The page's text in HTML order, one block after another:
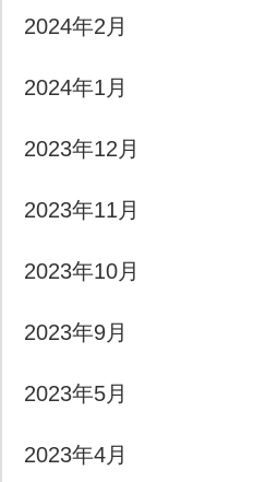
2024年2月
2024年1月
2023年12月
2023年11月
2023年10月
2023年9月
2023年5月
2023年4月